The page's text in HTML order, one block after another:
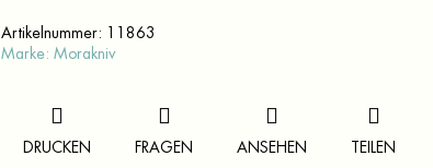
Artikelnummer:
11863
Marke: Morakniv
DRUCKEN FRAGEN ANSEHEN TEILEN